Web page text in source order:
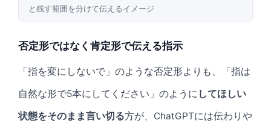
と残す範囲を分けて伝えるイメージ
否定形ではなく肯定形で伝える指示
「指を変にしないで」のような否定形よりも、「指は
自然な形で5本にしてください」のように してほしい
状態をそのまま言い切る方が、ChatGPTには伝わりや